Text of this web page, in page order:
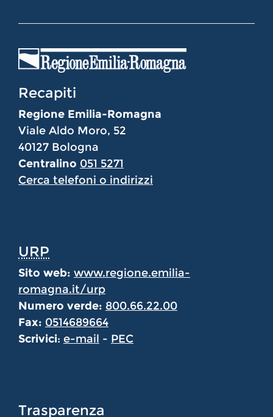
Recapiti
Regione Emilia-Romagna
Viale Aldo Moro, 52
40127 Bologna
Centralino 051 5271
Cerca telefoni o indirizzi
URP
Sito web: www.regione.emilia-
romagna.it/urp
Numero verde: 800.66.22.00
Fax: 0514689664
Scrivici: e-mail - PEC
Trasparenza